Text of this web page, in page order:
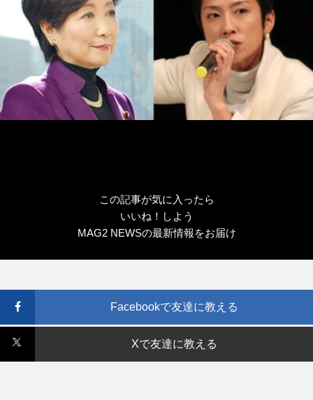
この記事が気に入ったら
いいね！しよう
MAG2 NEWSの最新情報をお届け
Facebookで友達に教える
Xで友達に教える